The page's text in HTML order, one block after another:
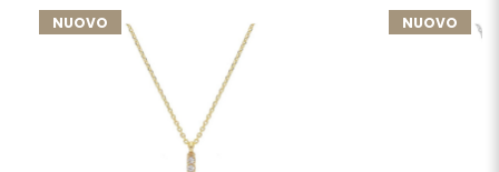
NUOVO NUOVO